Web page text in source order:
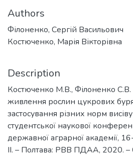
Authors
Філоненко, Сергій Васильович
Костюченко, Марія Вікторівна
Description
Костюченко М.В., Філоненко С.В.
живлення рослин цукрових
застосування різних норм
студентської наукової
державної аграрної академії,
ІІ. – Полтава: РВВ ПДАА, 2020.